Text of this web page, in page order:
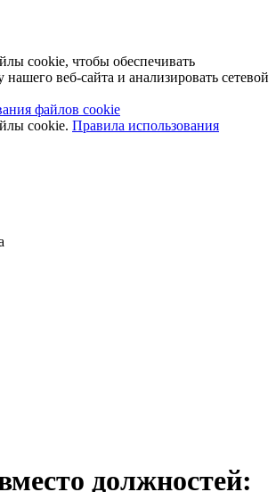
cookie, чтобы обеспечивать
веб-сайта и анализировать сетевой
файлов cookie
cookie. Правила использования
должностей: